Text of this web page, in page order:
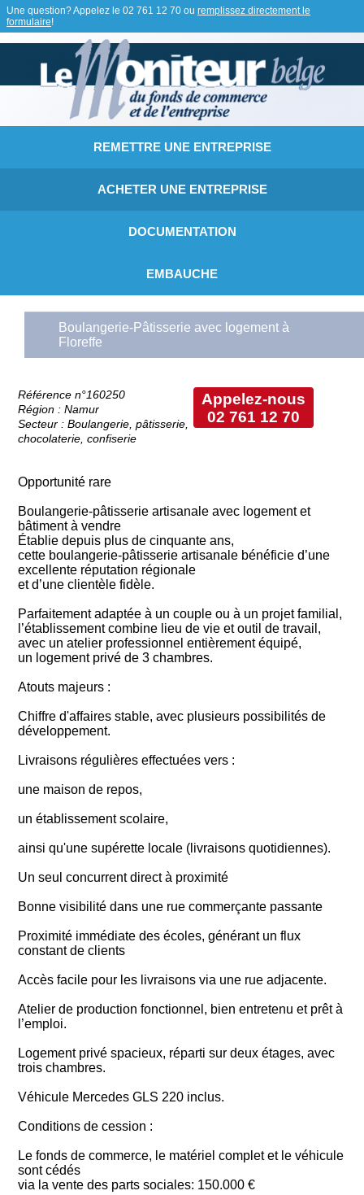
Une question? Appelez le 02 761 12 70 ou remplissez directement le
formulaire!
REMETTRE UNE ENTREPRISE
ACHETER UNE ENTREPRISE
DOCUMENTATION
EMBAUCHE
Boulangerie-Pâtisserie avec logement à
Floreffe
Appelez-nous
02 761 12 70
Référence n°160250
Région : Namur
Secteur : Boulangerie, pâtisserie,
chocolaterie, confiserie
Opportunité rare
Boulangerie-pâtisserie artisanale avec logement et
bâtiment à vendre
Établie depuis plus de cinquante ans,
cette boulangerie-pâtisserie artisanale bénéficie d’une
excellente réputation régionale
et d’une clientèle fidèle.
Parfaitement adaptée à un couple ou à un projet familial,
l’établissement combine lieu de vie et outil de travail,
avec un atelier professionnel entièrement équipé,
un logement privé de 3 chambres.
Atouts majeurs :
Chiffre d'affaires stable, avec plusieurs possibilités de
développement.
Livraisons régulières effectuées vers :
une maison de repos,
un établissement scolaire,
ainsi qu'une supérette locale (livraisons quotidiennes).
Un seul concurrent direct à proximité
Bonne visibilité dans une rue commerçante passante
Proximité immédiate des écoles, générant un flux
constant de clients
Accès facile pour les livraisons via une rue adjacente.
Atelier de production fonctionnel, bien entretenu et prêt à
l’emploi.
Logement privé spacieux, réparti sur deux étages, avec
trois chambres.
Véhicule Mercedes GLS 220 inclus.
Conditions de cession :
Le fonds de commerce, le matériel complet et le véhicule
sont cédés
via la vente des parts sociales: 150.000 €